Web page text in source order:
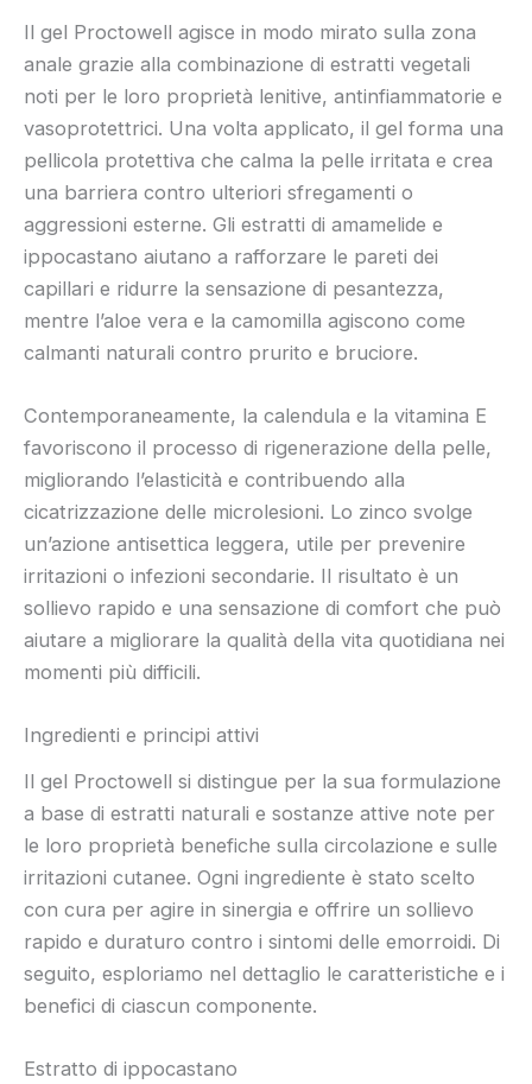
Il gel Proctowell agisce in modo mirato sulla zona
anale grazie alla combinazione di estratti vegetali
noti per le loro proprietà lenitive, antinfiammatorie e
vasoprotettrici. Una volta applicato, il gel forma una
pellicola protettiva che calma la pelle irritata e crea
una barriera contro ulteriori sfregamenti o
aggressioni esterne. Gli estratti di amamelide e
ippocastano aiutano a rafforzare le pareti dei
capillari e ridurre la sensazione di pesantezza,
mentre l’aloe vera e la camomilla agiscono come
calmanti naturali contro prurito e bruciore.
Contemporaneamente, la calendula e la vitamina E
favoriscono il processo di rigenerazione della pelle,
migliorando l’elasticità e contribuendo alla
cicatrizzazione delle microlesioni. Lo zinco svolge
un’azione antisettica leggera, utile per prevenire
irritazioni o infezioni secondarie. Il risultato è un
sollievo rapido e una sensazione di comfort che può
aiutare a migliorare la qualità della vita quotidiana nei
momenti più difficili.
Ingredienti e principi attivi
Il gel Proctowell si distingue per la sua formulazione
a base di estratti naturali e sostanze attive note per
le loro proprietà benefiche sulla circolazione e sulle
irritazioni cutanee. Ogni ingrediente è stato scelto
con cura per agire in sinergia e offrire un sollievo
rapido e duraturo contro i sintomi delle emorroidi. Di
seguito, esploriamo nel dettaglio le caratteristiche e i
benefici di ciascun componente.
Estratto di ippocastano